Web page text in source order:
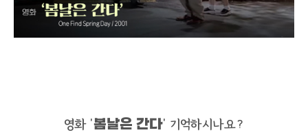
영화 ‘봄날은 간다’ 기억하시나요?